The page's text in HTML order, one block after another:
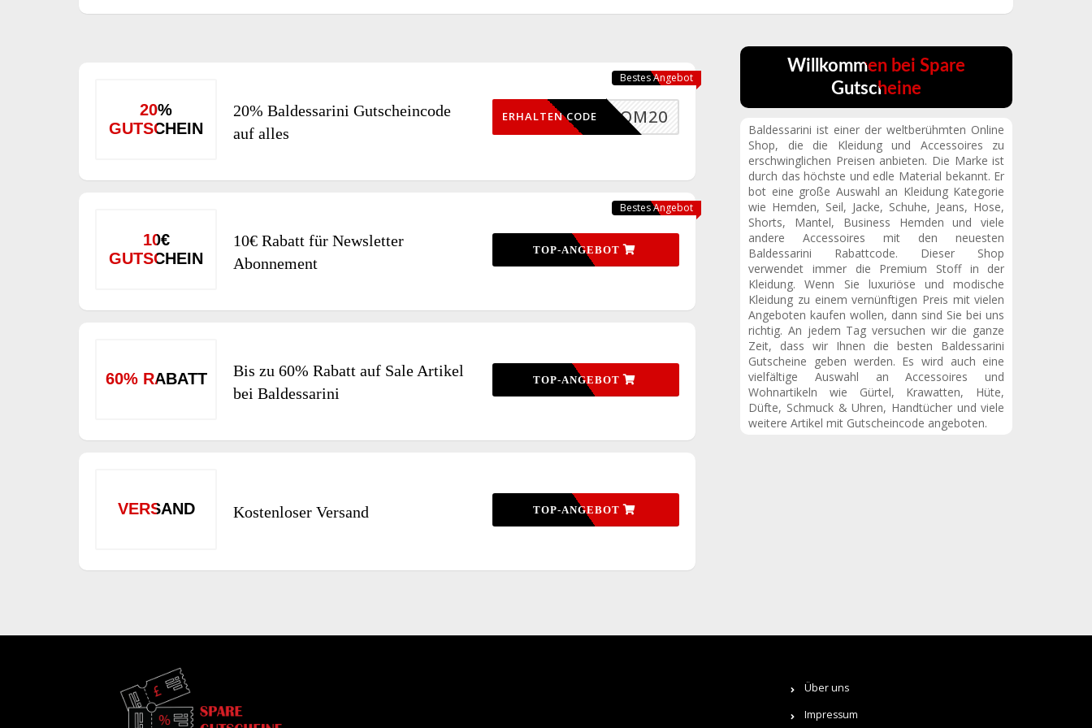
20%
GUTSCHEIN
20% Baldessarini Gutscheincode
auf alles
BOOM20
ERHALTEN CODE
Bestes Angebot
10€
GUTSCHEIN
10€ Rabatt für Newsletter
Abonnement
TOP-ANGEBOT
Bestes Angebot
60% RABATT
Bis zu 60% Rabatt auf Sale Artikel
bei Baldessarini
TOP-ANGEBOT
VERSAND Kostenloser Versand TOP-ANGEBOT
Willkommen bei Spare
Gutscheine
Baldessarini ist einer der weltberühmten Online
Shop, die die Kleidung und Accessoires zu
erschwinglichen Preisen anbieten. Die Marke ist
durch das höchste und edle Material bekannt. Er
bot eine große Auswahl an Kleidung Kategorie
wie Hemden, Seil, Jacke, Schuhe, Jeans, Hose,
Shorts, Mantel, Business Hemden und viele
andere Accessoires mit den neuesten
Baldessarini Rabattcode. Dieser Shop
verwendet immer die Premium Stoff in der
Kleidung. Wenn Sie luxuriöse und modische
Kleidung zu einem vernünftigen Preis mit vielen
Angeboten kaufen wollen, dann sind Sie bei uns
richtig. An jedem Tag versuchen wir die ganze
Zeit, dass wir Ihnen die besten Baldessarini
Gutscheine geben werden. Es wird auch eine
vielfältige Auswahl an Accessoires und
Wohnartikeln wie Gürtel, Krawatten, Hüte,
Düfte, Schmuck & Uhren, Handtücher und viele
weitere Artikel mit Gutscheincode angeboten.
Über uns
Impressum